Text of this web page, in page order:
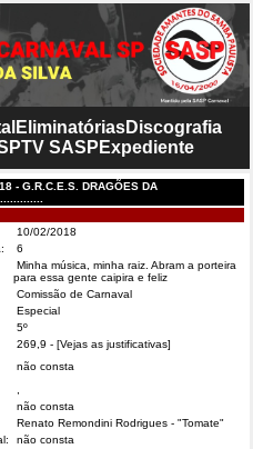
EliminatóriasDiscografia
TV SASP Expediente
- G.R.C.E.S. DRAGÕES DA
10/02/2018
6
Minha música, minha raiz. Abram a porteira
para essa gente caipira e feliz
Comissão de Carnaval
Especial
5º
269,9 - [Vejas as justificativas]
não consta
não consta
Renato Remondini Rodrigues - "Tomate"
não consta